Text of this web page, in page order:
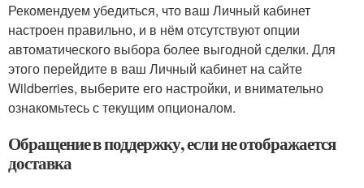
Рекомендуем убедиться, что ваш Личный кабинет
настроен правильно, и в нём отсутствуют опции
автоматического выбора более выгодной сделки. Для
этого перейдите в ваш Личный кабинет на сайте
Wildberries, выберите его настройки, и внимательно
ознакомьтесь с текущим опционалом.
Обращение в поддержку, если не отображается
доставка